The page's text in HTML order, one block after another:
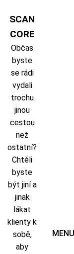
content
SCAN
CORE
Občas
byste
se rádi
vydali
trochu
jinou
cestou
než
ostatní?
Chtěli
byste
být jiní a
jinak
lákat
klienty k
sobě,
aby
MENU